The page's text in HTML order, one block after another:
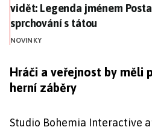
vidět: Legenda jménem
sprchování s tátou
NOVINKY
Hráči a veřejnost by měli
herní záběry
Studio Bohemia Interactive